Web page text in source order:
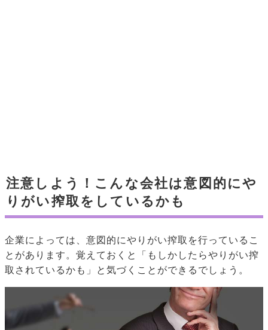
注意しよう！こんな会社は意図的にや
りがい搾取をしているかも
企業によっては、意図的にやりがい搾取を行っているこ
とがあります。覚えておくと「もしかしたらやりがい搾
取されているかも」と気づくことができるでしょう。